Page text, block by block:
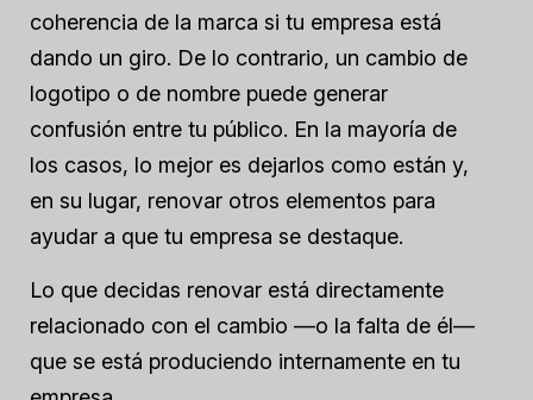
coherencia de la marca si tu empresa está
dando un giro. De lo contrario, un cambio de
logotipo o de nombre puede generar
confusión entre tu público. En la mayoría de
los casos, lo mejor es dejarlos como están y,
en su lugar, renovar otros elementos para
ayudar a que tu empresa se destaque.
Lo que decidas renovar está directamente
relacionado con el cambio —o la falta de él—
que se está produciendo internamente en tu